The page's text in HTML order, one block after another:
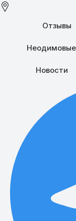
Отзывы
Новости